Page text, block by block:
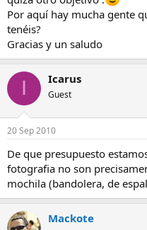
e
l
t
e
m
a
c
i
Por aquí hay mucha gente
tenéis?
Gracias y un saludo
I Icarus
Guest
20 Sep 2010
De que presupuesto
fotografia no son
mochila (bandolera, de
Mackote